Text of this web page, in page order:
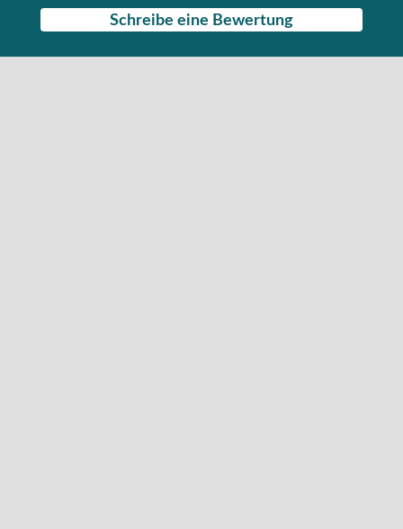
Schreibe eine Bewertung